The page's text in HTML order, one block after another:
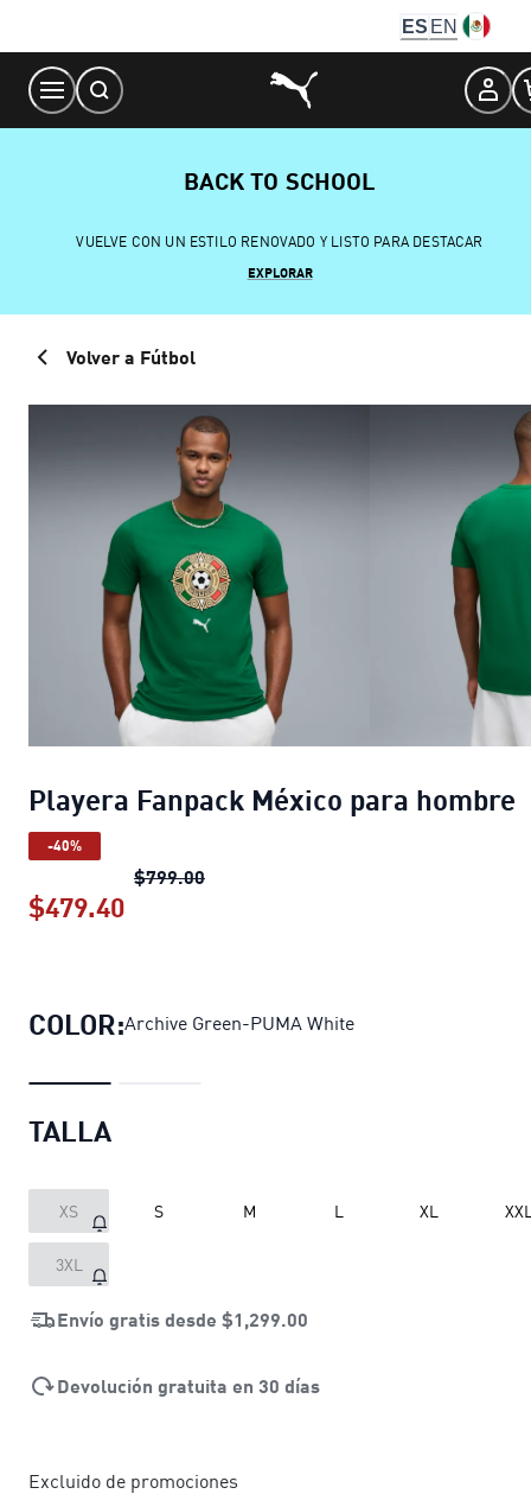
Content
ES EN
BACK TO SCHOOL
VUELVE CON UN ESTILO RENOVADO Y LISTO PARA DESTACAR
EXPLORAR
Volver a Fútbol
Playera Fanpack México para hombre
-40%
$799.00Playera Fanpack México para hombre
$479.40
COLOR:Archive Green-PUMA White
TALLA
XS S M L XL
3XL
Envío gratis desde $1,299.00
Devolución gratuita en 30 días
Excluido de promociones